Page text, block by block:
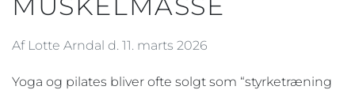
Af Lotte Arndal d. 11. marts 2026
Yoga og pilates bliver ofte solgt som “styrketræning